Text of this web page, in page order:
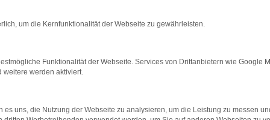
in Wuppertal
ist ganz sicher das passende Fahrzeug für Sie. Der
eine herausragende Ausstattung und eine enorme
EU-Import sowie als Gebraucht- oder Jahreswagen.
sind. Wir beraten Sie gerne und stehen Ihnen für all Ihre
um die Kernfunktionalität der Webseite zu gewährleisten.
Funktionalität der Webseite. Services von Drittanbietern wie Google
weitere werden aktiviert.
es uns, die Nutzung der Webseite zu analysieren, um die Leistung zu messen